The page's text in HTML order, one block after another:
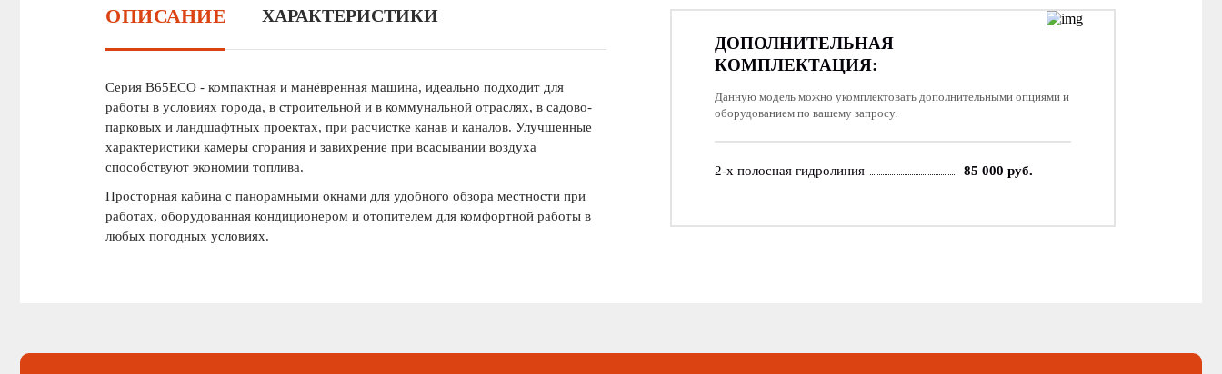
ОПИСАНИЕ ХАРАКТЕРИСТИКИ
Серия B65ECO - компактная и манёвренная машина, идеально подходит для
работы в условиях города, в строительной и в коммунальной отраслях, в садово-
парковых и ландшафтных проектах, при расчистке канав и каналов. Улучшенные
характеристики камеры сгорания и завихрение при всасывании воздуха
способствуют экономии топлива.
Просторная кабина с панорамными окнами для удобного обзора местности при
работах, оборудованная кондиционером и отопителем для комфортной работы в
любых погодных условиях.
ДОПОЛНИТЕЛЬНАЯ
КОМПЛЕКТАЦИЯ:
Данную модель можно укомплектовать дополнительными опциями и
оборудованием по вашему запросу.
2-х полосная гидролиния 85 000 руб.